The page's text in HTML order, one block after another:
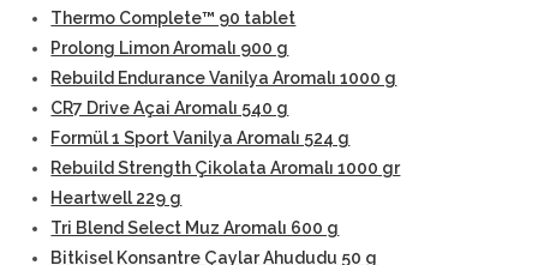
Thermo Complete™ 90 tablet
Prolong Limon Aromalı 900 g
Rebuild Endurance Vanilya Aromalı 1000 g
CR7 Drive Açai Aromalı 540 g
Formül 1 Sport Vanilya Aromalı 524 g
Rebuild Strength Çikolata Aromalı 1000 gr
Heartwell 229 g
Tri Blend Select Muz Aromalı 600 g
Bitkisel Konsantre Çaylar Ahududu 50 g